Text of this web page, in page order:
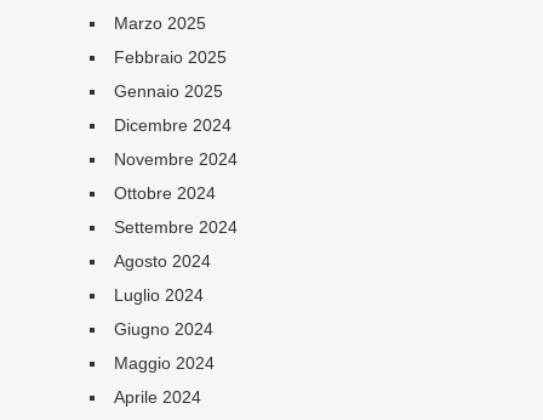
Marzo 2025
Febbraio 2025
Gennaio 2025
Dicembre 2024
Novembre 2024
Ottobre 2024
Settembre 2024
Agosto 2024
Luglio 2024
Giugno 2024
Maggio 2024
Aprile 2024